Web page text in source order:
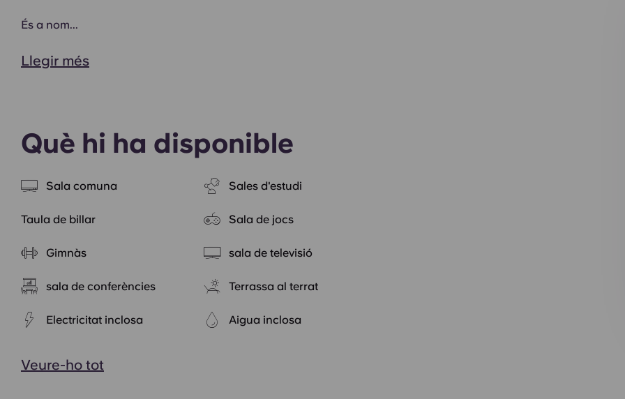
És a nom...
Llegir més
Què hi ha disponible
Sala comuna Sales d'estudi
Taula de billar Sala de jocs
Gimnàs sala de televisió
sala de conferències Terrassa al terrat
Electricitat inclosa Aigua inclosa
Veure-ho tot